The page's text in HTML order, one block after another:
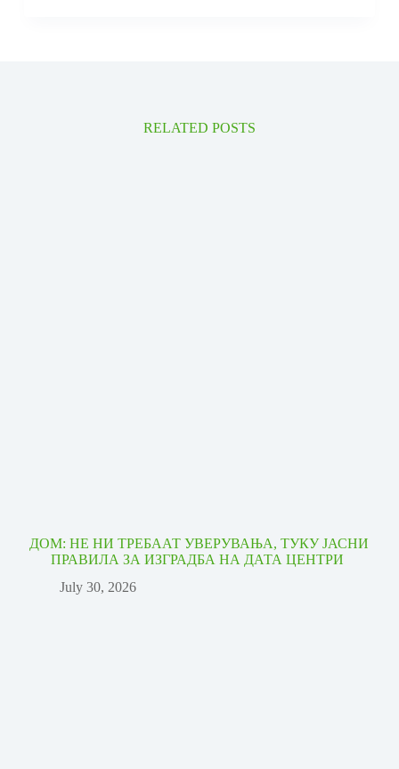
RELATED POSTS
ДОМ: НЕ НИ ТРЕБААТ УВЕРУВАЊА, ТУКУ ЈАСНИ
ПРАВИЛА ЗА ИЗГРАДБА НА ДАТА ЦЕНТРИ
July 30, 2026